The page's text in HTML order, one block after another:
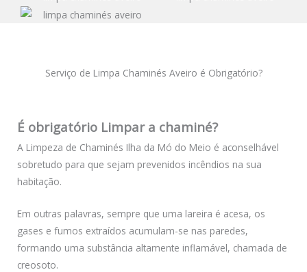
Serviço de Limpa Chaminés Aveiro é Obrigatório?
É obrigatório Limpar a chaminé?
A Limpeza de Chaminés Ilha da Mó do Meio é aconselhável
sobretudo para que sejam prevenidos incêndios na sua
habitação.
Em outras palavras, sempre que uma lareira é acesa, os
gases e fumos extraídos acumulam-se nas paredes,
formando uma substância altamente inflamável, chamada de
creosoto.